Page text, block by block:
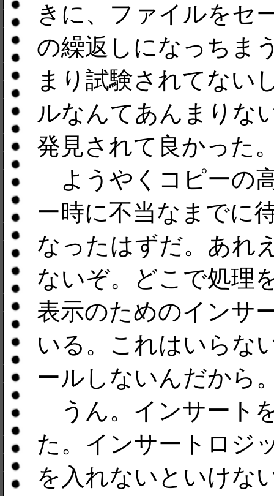
きに、ファイルをセ
の繰返しになっちま
まり試験されてない
ルなんてあんまりな
発見されて良かった
ようやくコピーの
ー時に不当なまでに
なったはずだ。あれ
ないぞ。どこで処理
表示のためのインサ
いる。これはいらな
ールしないんだから
うん。インサート
た。インサートロジ
を入れないといけな